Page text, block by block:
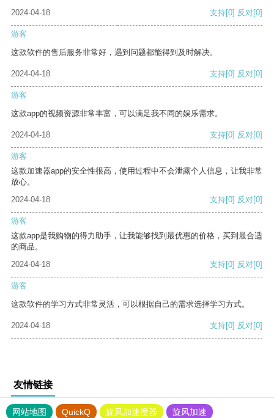
2024-04-18 支持[0] 反对[0]
游客
这款软件的售后服务非常好，遇到问题都能得到及时解决。
2024-04-18 支持[0] 反对[0]
游客
这款app的视频资源非常丰富，可以满足我不同的娱乐需求。
2024-04-18 支持[0] 反对[0]
游客
这款加速器app的安全性很高，使用过程中不会泄露个人信息，让我非常
放心。
2024-04-18
支持[0] 反对[0]
游客
这款app是我购物的得力助手，让我能够找到最优惠的价格，买到最合适
的商品。
2024-04-18
支持[0] 反对[0]
游客
这款软件的学习方式非常灵活，可以根据自己的需求选择学习方式。
2024-04-18 支持[0] 反对[0]
友情链接
网站地图 QuickQ 旋风加速度器
旋风加速